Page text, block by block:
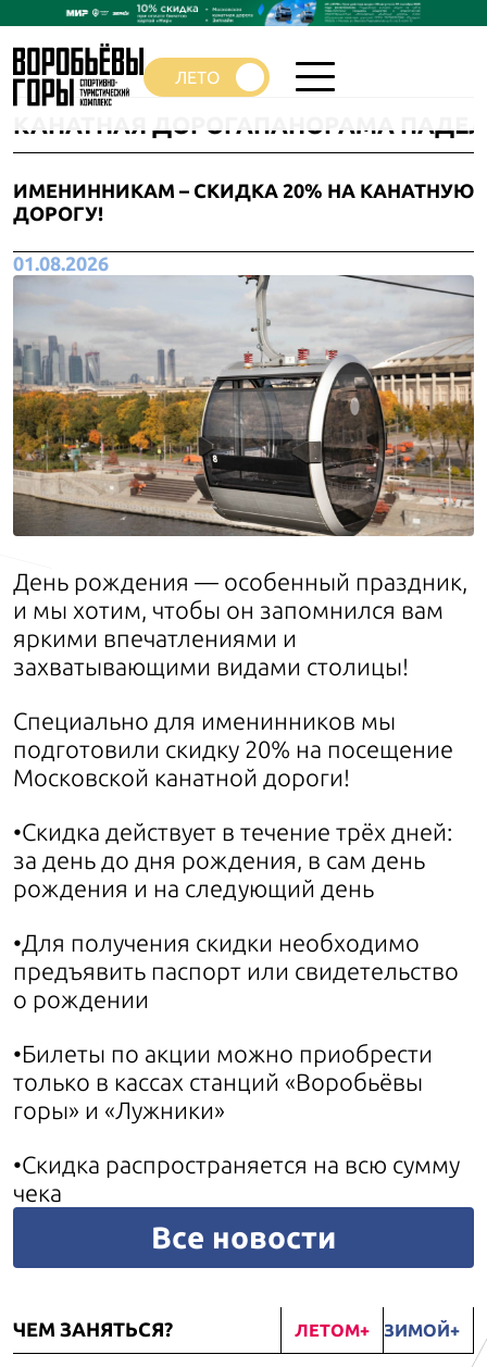
КАНАТНАЯ ДОРОГАПАНОРАМА ПАДЕЛ
ИМЕНИННИКАМ – СКИДКА 20% НА КАНАТНУЮ
ДОРОГУ!
01.08.2026
День рождения — особенный праздник,
и мы хотим, чтобы он запомнился вам
яркими впечатлениями и
захватывающими видами столицы!
Специально для именинников мы
подготовили скидку 20% на посещение
Московской канатной дороги!
•Скидка действует в течение трёх дней:
за день до дня рождения, в сам день
рождения и на следующий день
•Для получения скидки необходимо
предъявить паспорт или свидетельство
о рождении
•Билеты по акции можно приобрести
только в кассах станций «Воробьёвы
горы» и «Лужники»
•Скидка распространяется на всю сумму
чека
Все новости
ЧЕМ ЗАНЯТЬСЯ? ЛЕТОМ ЗИМОЙ